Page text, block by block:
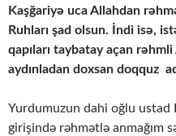
Kaşğariyə uca Allahdan
Ruhları şad olsun. İndi isə,
qapıları taybatay açan
aydınladan doxsan doqquz
Yurdumuzun dahi oğlu ustad
girişində rəhmətlə anmağım